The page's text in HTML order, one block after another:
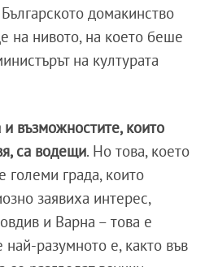
домакинство
на нивото, на което беше
на културата
възможностите, които
са водещи. Но това, което
големи града, които
заявиха интерес,
и Варна – това е
най-разумното е, както във